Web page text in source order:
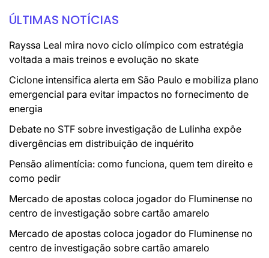
ÚLTIMAS NOTÍCIAS
Rayssa Leal mira novo ciclo olímpico com estratégia
voltada a mais treinos e evolução no skate
Ciclone intensifica alerta em São Paulo e mobiliza plano
emergencial para evitar impactos no fornecimento de
energia
Debate no STF sobre investigação de Lulinha expõe
divergências em distribuição de inquérito
Pensão alimentícia: como funciona, quem tem direito e
como pedir
Mercado de apostas coloca jogador do Fluminense no
centro de investigação sobre cartão amarelo
Mercado de apostas coloca jogador do Fluminense no
centro de investigação sobre cartão amarelo